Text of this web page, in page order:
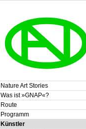
Nature Art Stories
Was ist »GNAP«?
Route
Programm
Künstler